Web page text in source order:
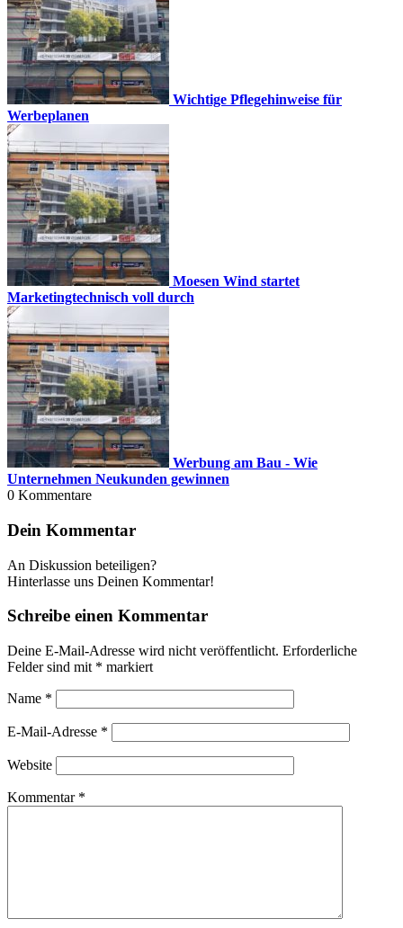
Wichtige Pflegehinweise für
Werbeplanen
Moesen Wind startet
Marketingtechnisch voll durch
Werbung am Bau - Wie
Unternehmen Neukunden gewinnen
0 Kommentare
Dein Kommentar
An Diskussion beteiligen?
Hinterlasse uns Deinen Kommentar!
Schreibe einen Kommentar
Deine E-Mail-Adresse wird nicht veröffentlicht. Erforderliche
Felder sind mit * markiert
Name *
E-Mail-Adresse *
Website
Kommentar *